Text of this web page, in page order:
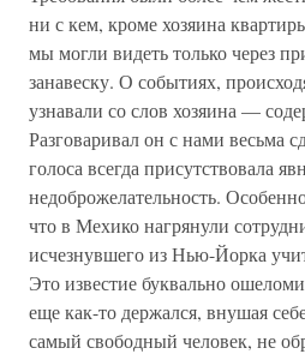
ни с кем, кроме хозяина
мы могли видеть только через
занавеску. О событиях,
узнавали со слов хозяина —
Разговаривал он с нами весьма
голоса всегда присутствовала
недоброжелательность.
что в Мехико нагрянули
исчезнувшего из Нью-Йорка
Это известие буквально
еще как-то держался, внушая
самый свободный человек, не